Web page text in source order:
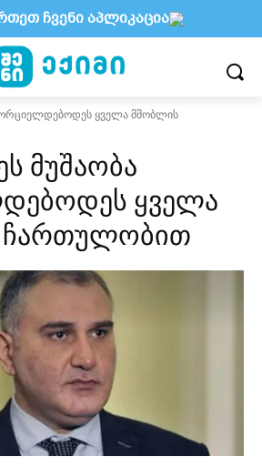
ყველა მშობლის
მუშაობა
ყველა
ჩართულობით
ჩვენი აპლიკაცია